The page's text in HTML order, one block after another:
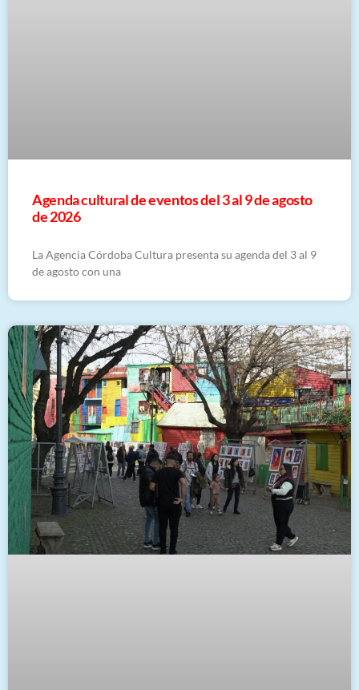
​Agenda cultural de eventos del 3 al 9 de agosto
de 2026
La Agencia Córdoba Cultura presenta su agenda del 3 al 9
de agosto con una